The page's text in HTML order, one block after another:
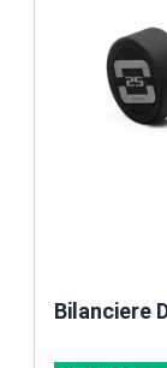
Bilanciere